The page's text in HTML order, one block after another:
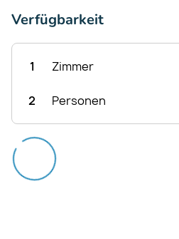
Verfügbarkeit
1 Zimmer
2 Personen